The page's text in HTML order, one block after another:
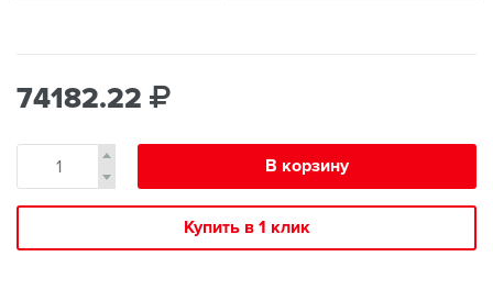
74182.22
В корзину
Купить в 1 клик